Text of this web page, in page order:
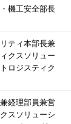
機工安全部長
ティ本部長兼
クスソリュー
ロジスティク
経理部員兼営
スソリューシ